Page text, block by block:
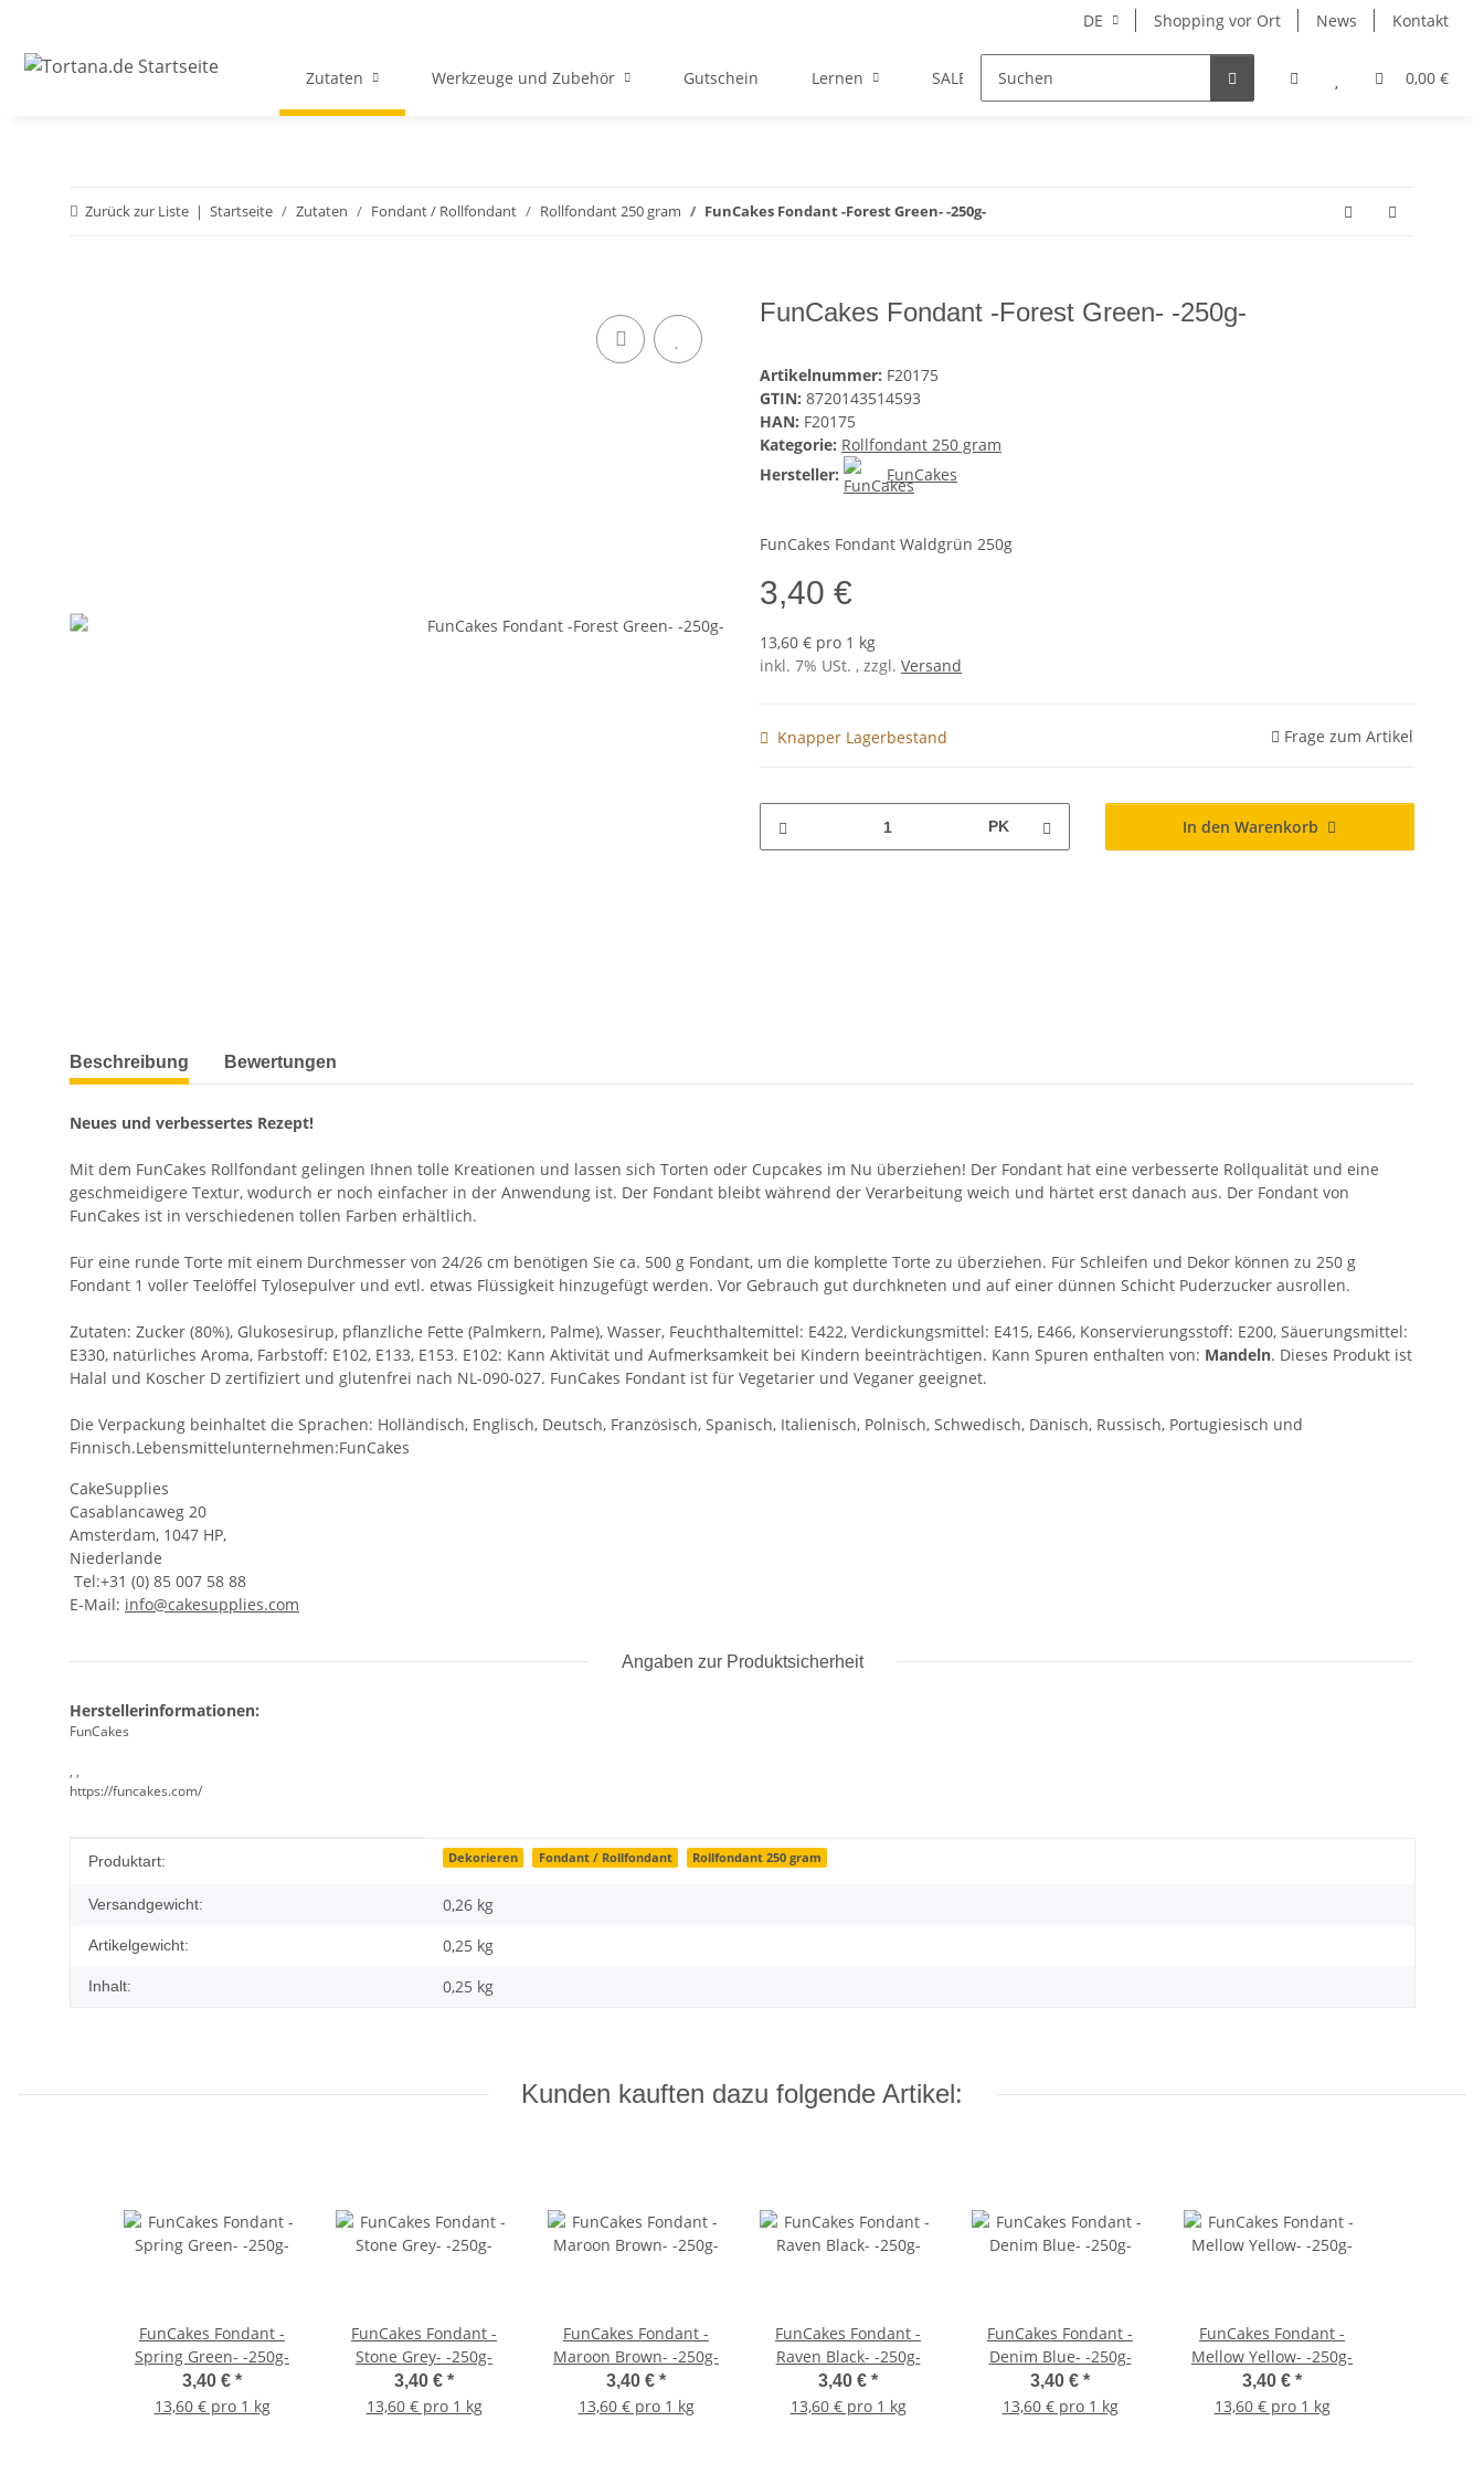
DE Shopping vor Ort News Kontakt
0,00 €
Zutaten Werkzeuge und Zubehör Gutschein Lernen SALE Hersteller
Zurück zur Liste Startseite Zutaten Fondant / Rollfondant Rollfondant 250 gram FunCakes Fondant -Forest Green- -250g-
FunCakes Fondant -Forest Green- -250g-
Artikelnummer: F20175
GTIN: 8720143514593
HAN: F20175
Kategorie: Rollfondant 250 gram
Hersteller:
FunCakes
FunCakes Fondant Waldgrün 250g
3,40 €
13,60 € pro 1 kg
inkl. 7% USt. , zzgl. Versand
Knapper Lagerbestand Frage zum Artikel
PK In den Warenkorb
weitere Registerkarten anzeigen
Beschreibung Bewertungen
Neues und verbessertes Rezept!
Mit dem FunCakes Rollfondant gelingen Ihnen tolle Kreationen und lassen sich Torten oder Cupcakes im Nu überziehen! Der Fondant hat eine verbesserte Rollqualität und eine
geschmeidigere Textur, wodurch er noch einfacher in der Anwendung ist. Der Fondant bleibt während der Verarbeitung weich und härtet erst danach aus. Der Fondant von
FunCakes ist in verschiedenen tollen Farben erhältlich.
Für eine runde Torte mit einem Durchmesser von 24/26 cm benötigen Sie ca. 500 g Fondant, um die komplette Torte zu überziehen. Für Schleifen und Dekor können zu 250 g
Fondant 1 voller Teelöffel Tylosepulver und evtl. etwas Flüssigkeit hinzugefügt werden. Vor Gebrauch gut durchkneten und auf einer dünnen Schicht Puderzucker ausrollen.
Zutaten: Zucker (80%), Glukosesirup, pflanzliche Fette (Palmkern, Palme), Wasser, Feuchthaltemittel: E422, Verdickungsmittel: E415, E466, Konservierungsstoff: E200, Säuerungsmittel:
E330, natürliches Aroma, Farbstoff: E102, E133, E153. E102: Kann Aktivität und Aufmerksamkeit bei Kindern beeinträchtigen. Kann Spuren enthalten von: Mandeln. Dieses Produkt ist
Halal und Koscher D zertifiziert und glutenfrei nach NL-090-027. FunCakes Fondant ist für Vegetarier und Veganer geeignet.
Die Verpackung beinhaltet die Sprachen: Holländisch, Englisch, Deutsch, Französisch, Spanisch, Italienisch, Polnisch, Schwedisch, Dänisch, Russisch, Portugiesisch und
Finnisch.Lebensmittelunternehmen:FunCakes
CakeSupplies
Casablancaweg 20
Amsterdam, 1047 HP,
Niederlande
Tel:+31 (0) 85 007 58 88
E-Mail: info@cakesupplies.com
Angaben zur Produktsicherheit
Herstellerinformationen:
FunCakes
, ,
https://funcakes.com/
Produkteigenschaft
Wert
Produktart: Dekorieren Fondant / Rollfondant Rollfondant 250 gram
Versandgewicht: 0,26 kg
Artikelgewicht: 0,25 kg
Inhalt: 0,25 kg
Kunden kauften dazu folgende Artikel:
FunCakes Fondant -
Spring Green- -250g-
3,40 € *
13,60 € pro 1 kg
FunCakes Fondant -
Stone Grey- -250g-
3,40 € *
13,60 € pro 1 kg
FunCakes Fondant -
Maroon Brown- -250g-
3,40 € *
13,60 € pro 1 kg
FunCakes Fondant -
Raven Black- -250g-
3,40 € *
13,60 € pro 1 kg
FunCakes Fondant -
Denim Blue- -250g-
3,40 € *
13,60 € pro 1 kg
FunCakes Fondant -
Mellow Yellow- -250g-
3,40 € *
13,60 € pro 1 kg